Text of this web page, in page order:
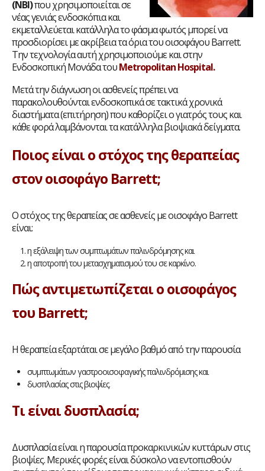
(NBI)που χρησιμοποιείται σε
νέας γενιάς ενδοσκόπια και
εκμεταλλεύεται κατάλληλα το φάσμα φωτός μπορεί να
προσδιορίσει με ακρίβεια τα όρια του οισοφάγου Barrett.
Tην τεχνολογία αυτή χρησιμοποιούμε και στην
Ενδοσκοπική Μονάδα τουMetropolitanHospital.
Μετά την διάγνωση οι ασθενείς πρέπει να
παρακολουθούνται ενδοσκοπικά σε τακτικά χρονικά
διαστήματα (επιτήρηση) που καθορίζει ο γιατρός τους και
κάθε φορά λαμβάνονται τα κατάλληλα βιοψιακά δείγματα.
Ποιος είναι ο στόχος της θεραπείας
στον οισοφάγο Barrett;
Ο στόχος της θεραπείας σε ασθενείς με οισοφάγο Barrett
είναι:
η εξάλειψη των συμπτωμάτων παλινδρόμησης και
η αποτροπή του μετασχηματισμού του σε καρκίνο.
Πώς αντιμετωπίζεται ο οισοφάγος
του Barrett;
Η θεραπεία εξαρτάται σε μεγάλο βαθμό από την παρουσία
συμπτωμάτων γαστροοισοφαγικής παλινδρόμισης και
δυσπλασίας στις βιοψίες.
Τι είναι δυσπλασία;
Δυσπλασία είναι η παρουσία προκαρκινικών κυττάρων στις
βιοψίες. Μερικές φορές είναι δύσκολο να εντοπισθούν